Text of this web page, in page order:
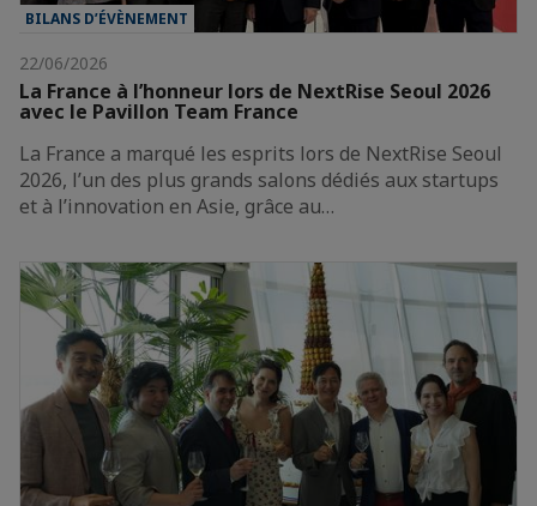
BILANS D’ÉVÈNEMENT
22/06/2026
La France à l’honneur lors de NextRise Seoul 2026
avec le Pavillon Team France
La France a marqué les esprits lors de NextRise Seoul
2026, l’un des plus grands salons dédiés aux startups
et à l’innovation en Asie, grâce au…